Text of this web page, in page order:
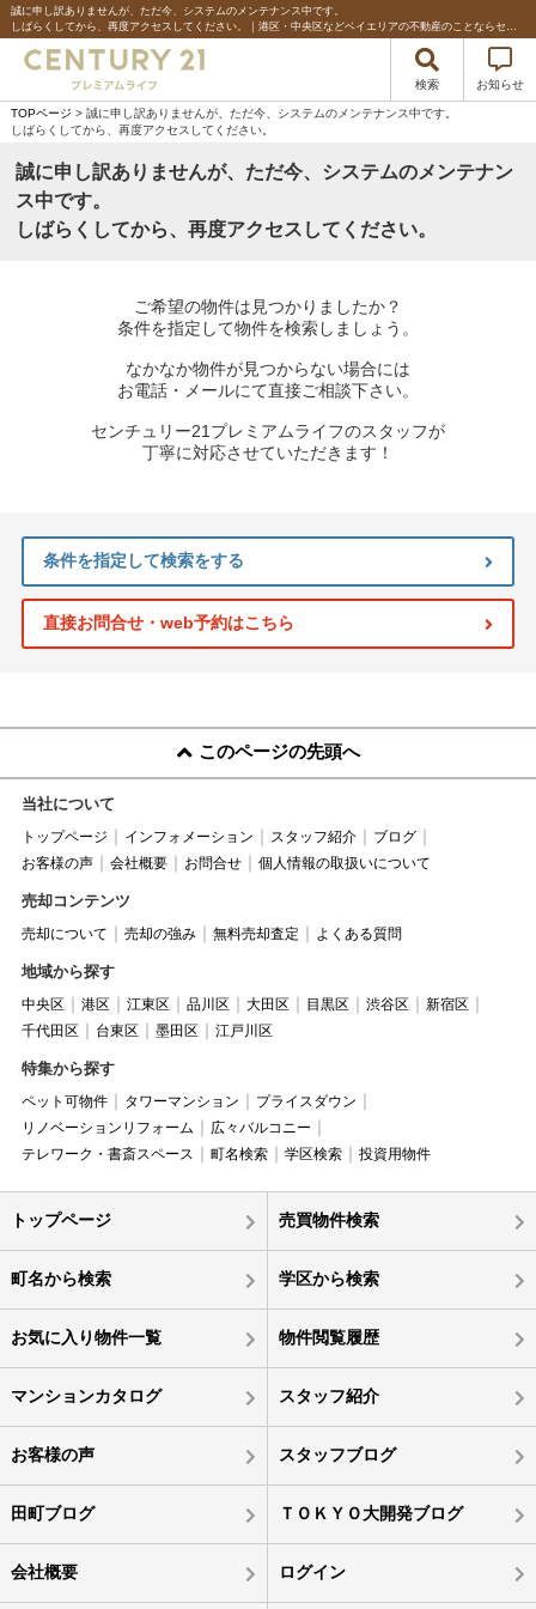
誠に申し訳ありませんが、ただ今、システムのメンテナンス中です。
しばらくしてから、再度アクセスしてください。｜港区・中央区などベイエリアの不動産のことならセンチュリー21プレミアムライフ
検索 お知らせ
TOPページ > 誠に申し訳ありませんが、ただ今、システムのメンテナンス中です。
しばらくしてから、再度アクセスしてください。
誠に申し訳ありませんが、ただ今、システムのメンテナン
ス中です。
しばらくしてから、再度アクセスしてください。
ご希望の物件は見つかりましたか？
条件を指定して物件を検索しましょう。
なかなか物件が見つからない場合には
お電話・メールにて直接ご相談下さい。
センチュリー21プレミアムライフのスタッフが
丁寧に対応させていただきます！
条件を指定して検索をする
直接お問合せ・web予約はこちら
このページの先頭へ
当社について
トップページ インフォメーション スタッフ紹介
ブログ
お客様の声
会社概要 お問合せ 個人情報の取扱いについて
売却コンテンツ
売却について 売却の強み 無料売却査定 よくある質問
地域から探す
中央区 港区 江東区 品川区 大田区 目黒区 渋谷区
新宿区
千代田区
台東区 墨田区 江戸川区
特集から探す
ペット可物件 タワーマンション
プライスダウン
リノベーションリフォーム
広々バルコニー
テレワーク・書斎スペース
町名検索 学区検索 投資用物件
トップページ 売買物件検索
町名から検索 学区から検索
お気に入り物件一覧 物件閲覧履歴
マンションカタログ スタッフ紹介
お客様の声 スタッフブログ
田町ブログ ＴＯＫＹＯ大開発ブログ
会社概要 ログイン